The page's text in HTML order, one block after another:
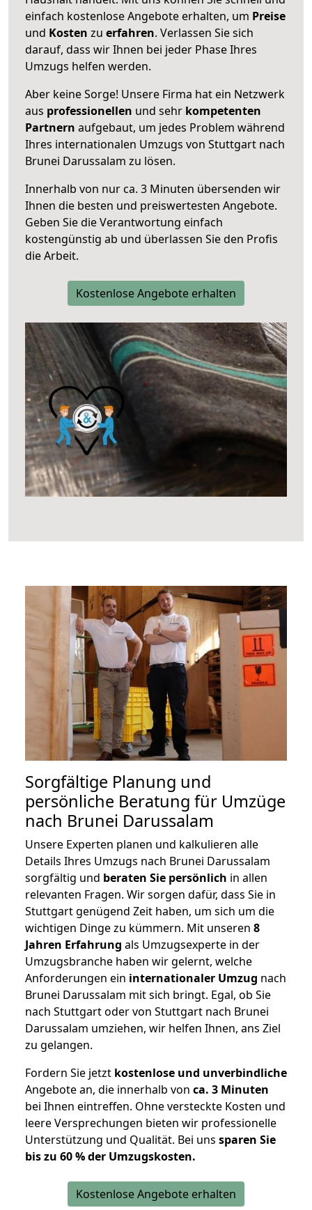
einfach kostenlose Angebote erhalten, um Preise
und Kosten zu erfahren. Verlassen Sie sich
darauf, dass wir Ihnen bei jeder Phase Ihres
Umzugs helfen werden.
Aber keine Sorge! Unsere Firma hat ein Netzwerk
aus professionellen und sehr kompetenten
Partnern aufgebaut, um jedes Problem während
Ihres internationalen Umzugs von Stuttgart nach
Brunei Darussalam zu lösen.
Innerhalb von nur ca. 3 Minuten übersenden wir
Ihnen die besten und preiswertesten Angebote.
Geben Sie die Verantwortung einfach
kostengünstig ab und überlassen Sie den Profis
die Arbeit.
Kostenlose Angebote erhalten
Sorgfältige Planung und
persönliche Beratung für Umzüge
nach Brunei Darussalam
Unsere Experten planen und kalkulieren alle
Details Ihres Umzugs nach Brunei Darussalam
sorgfältig und beraten Sie persönlich in allen
relevanten Fragen. Wir sorgen dafür, dass Sie in
Stuttgart genügend Zeit haben, um sich um die
wichtigen Dinge zu kümmern. Mit unseren 8
Jahren Erfahrung als Umzugsexperte in der
Umzugsbranche haben wir gelernt, welche
Anforderungen ein internationaler Umzug nach
Brunei Darussalam mit sich bringt. Egal, ob Sie
nach Stuttgart oder von Stuttgart nach Brunei
Darussalam umziehen, wir helfen Ihnen, ans Ziel
zu gelangen.
Fordern Sie jetzt kostenlose und unverbindliche
Angebote an, die innerhalb von ca. 3 Minuten
bei Ihnen eintreffen. Ohne versteckte Kosten und
leere Versprechungen bieten wir professionelle
Unterstützung und Qualität. Bei uns sparen Sie
bis zu 60 % der Umzugskosten.
Kostenlose Angebote erhalten